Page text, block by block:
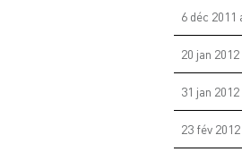
6 déc 2011
20 jan 2012
31 jan 2012
23 fév 2012